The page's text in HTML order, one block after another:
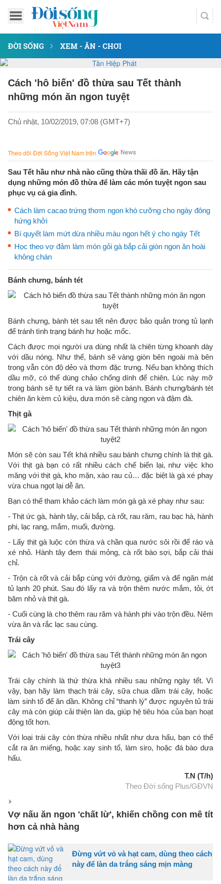
ĐỜI SỐNG XEM - ĂN - CHƠI
Cách 'hô biến' đồ thừa sau Tết thành
những món ăn ngon tuyệt
Chủ nhật, 10/02/2019, 07:08 (GMT+7)
Theo dõi Đời Sống Việt Nam trên
Sau Tết hầu như nhà nào cũng thừa thãi đồ ăn. Hãy tận
dụng những món đồ thừa để làm các món tuyệt ngon sau
phục vụ cả gia đình.
Cách làm cacao trứng thơm ngon khó cưỡng cho ngày đông
hứng khởi
Bí quyết làm mứt dừa nhiều màu ngon hết ý cho ngày Tết
Học theo vợ đảm làm món gỏi gà bắp cải giòn ngon ăn hoài
không chán
Bánh chưng, bánh tét
Bánh chưng, bánh tét sau tết nên được bảo quản trong tủ lạnh
để tránh tình trạng bánh hư hoặc mốc.
Cách được mọi người ưa dùng nhất là chiên từng khoanh dày
với dầu nóng. Như thế, bánh sẽ vàng giòn bên ngoài mà bên
trong vẫn còn độ dẻo và thơm đặc trưng. Nếu bạn không thích
dầu mỡ, có thể dùng chảo chống dính để chiên. Lúc này mỡ
trong bánh sẽ tự tiết ra và làm giòn bánh. Bánh chưng/bánh tét
chiên ăn kèm củ kiệu, dưa món sẽ càng ngon và đậm đà.
Thịt gà
Món sẽ còn sau Tết khá nhiều sau bánh chưng chính là thịt gà.
Với thịt gà bạn có rất nhiều cách chế biến lại, như việc kho
măng với thịt gà, kho mặn, xào rau củ… đặc biệt là gà xé phay
vừa chua ngọt lại dễ ăn.
Bạn có thể tham khảo cách làm món gà gà xé phay như sau:
-Thịt ức gà, hành tây, cải bắp, cà rốt, rau răm, rau bạc hà, hành
phi, lạc rang, mắm, muối, đường.
- Lấy thịt gà luộc còn thừa và chần qua nước sôi rồi để ráo và
xé nhỏ. Hành tây đem thái mỏng, cà rốt bào sợi, bắp cải thái
chỉ.
- Trộn cà rốt và cải bắp cùng với đường, giấm và để ngăn mát
tủ lạnh 20 phút. Sau đó lấy ra và trộn thêm nước mắm, tỏi, ớt
băm nhỏ và thịt gà.
- Cuối cùng là cho thêm rau răm và hành phi vào trộn đều. Nêm
vừa ăn và rắc lạc sau cùng.
Trái cây
Trái cây chính là thứ thừa khá nhiều sau những ngày tết. Vì
vậy, bạn hãy làm thạch trái cây, sữa chua dầm trái cây, hoặc
làm sinh tố để ăn dần. Không chỉ “thanh lý” được nguyên tủ trái
cây mà còn giúp cải thiện làn da, giúp hệ tiêu hóa của bạn hoạt
động tốt hơn.
Với loại trái cây còn thừa nhiều nhất như dưa hấu, bạn có thể
cắt ra ăn miếng, hoặc xay sinh tố, làm siro, hoặc đá bào dưa
hấu.
T.N (T/h)
Theo Đời sống Plus/GĐVN
Vợ nấu ăn ngon 'chất lừ', khiến chồng con mê tít
hơn cả nhà hàng
Đừng vứt vỏ và hạt cam, dùng theo cách
này để làn da trắng sáng mịn màng